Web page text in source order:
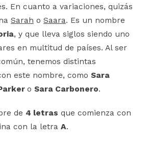
En cuanto a variaciones, quizás
Sarah o Saara. Es un nombre
, y que lleva siglos siendo uno
en multitud de países. Al ser
tenemos distintas
este nombre, como Sara
o Sara Carbonero.
de 4 letras que comienza con
con la letra A.